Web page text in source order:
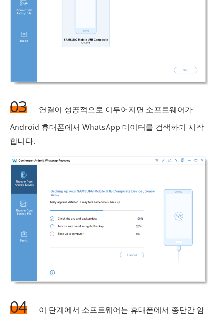
03
연결이 성공적으로 이루어지면 소프트웨어가
Android 휴대폰에서 WhatsApp 데이터를 검색하기 시작
합니다.
04
이 단계에서 소프트웨어는 휴대폰에서 종단간 암